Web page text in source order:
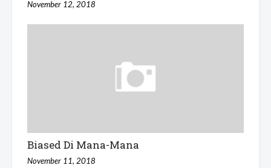
November 12, 2018
Biased Di Mana-Mana
November 11, 2018